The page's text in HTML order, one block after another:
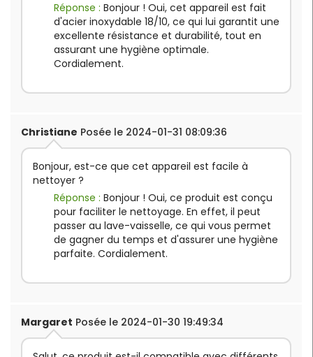
Réponse : Bonjour ! Oui, cet appareil est fait
d'acier inoxydable 18/10, ce qui lui garantit une
excellente résistance et durabilité, tout en
assurant une hygiène optimale.
Cordialement.
Christiane Posée le 2024-01-31 08:09:36
Bonjour, est-ce que cet appareil est facile à
nettoyer ?
Réponse : Bonjour ! Oui, ce produit est conçu
pour faciliter le nettoyage. En effet, il peut
passer au lave-vaisselle, ce qui vous permet
de gagner du temps et d'assurer une hygiène
parfaite. Cordialement.
Margaret Posée le 2024-01-30 19:49:34